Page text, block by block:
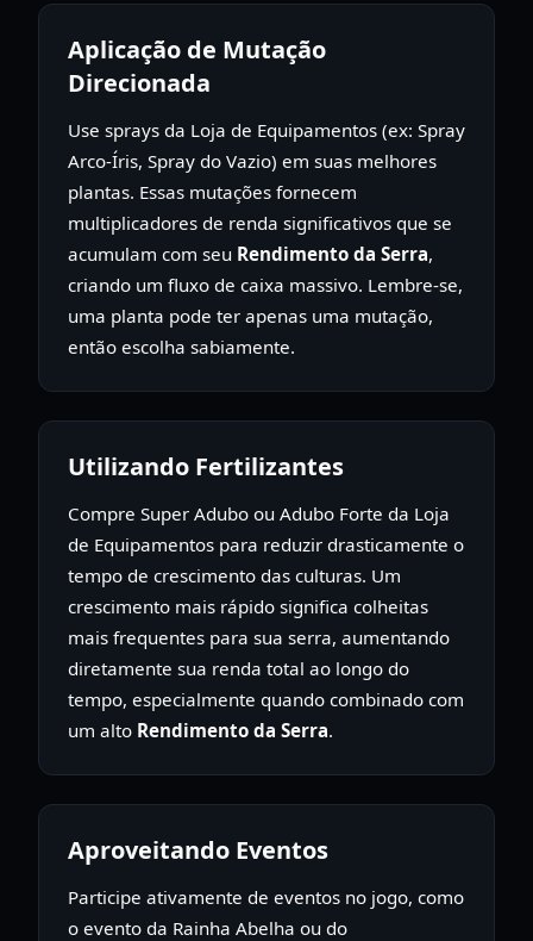
Aplicação de Mutação
Direcionada
Use sprays da Loja de Equipamentos (ex: Spray
Arco-Íris, Spray do Vazio) em suas melhores
plantas. Essas mutações fornecem
multiplicadores de renda significativos que se
acumulam com seu Rendimento da Serra,
criando um fluxo de caixa massivo. Lembre-se,
uma planta pode ter apenas uma mutação,
então escolha sabiamente.
Utilizando Fertilizantes
Compre Super Adubo ou Adubo Forte da Loja
de Equipamentos para reduzir drasticamente o
tempo de crescimento das culturas. Um
crescimento mais rápido significa colheitas
mais frequentes para sua serra, aumentando
diretamente sua renda total ao longo do
tempo, especialmente quando combinado com
um alto Rendimento da Serra.
Aproveitando Eventos
Participe ativamente de eventos no jogo, como
o evento da Rainha Abelha ou do